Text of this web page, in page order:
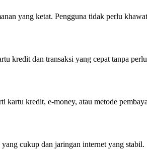
yang ketat. Pengguna tidak perlu
kredit dan transaksi yang cepat tanpa
kartu kredit, e-money, atau metode
cukup dan jaringan internet yang stabil.